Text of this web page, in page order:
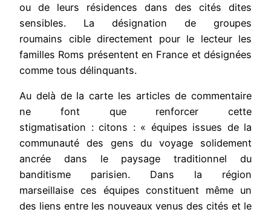
ou de leurs résidences dans des cités dites
sensibles. La désignation de groupes
roumains cible directement pour le lecteur les
familles Roms présentent en France et désignées
comme tous délinquants.
Au delà de la carte les articles de commentaire
ne font que renforcer cette
stigmatisation : citons : « équipes issues de la
communauté des gens du voyage solidement
ancrée dans le paysage traditionnel du
banditisme parisien. Dans la région
marseillaise ces équipes constituent même un
des liens entre les nouveaux venus des cités et le